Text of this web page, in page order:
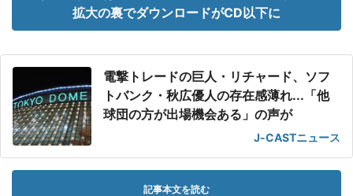
拡大の裏でダウンロードがCD以下に
電撃トレードの巨人・リチャード、ソフ
トバンク・秋広優人の存在感薄れ...「他
球団の方が出場機会ある」の声が
J-CASTニュース
記事本文を読む